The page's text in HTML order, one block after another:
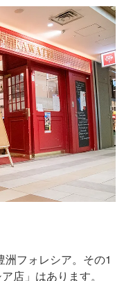
フォレシア。その1
店」はあります。